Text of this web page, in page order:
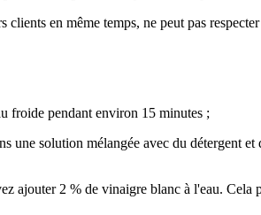
en même temps, ne peut pas
froide pendant environ 15 minutes ;
solution mélangée avec du détergent
2 % de vinaigre blanc à l'eau. Cela